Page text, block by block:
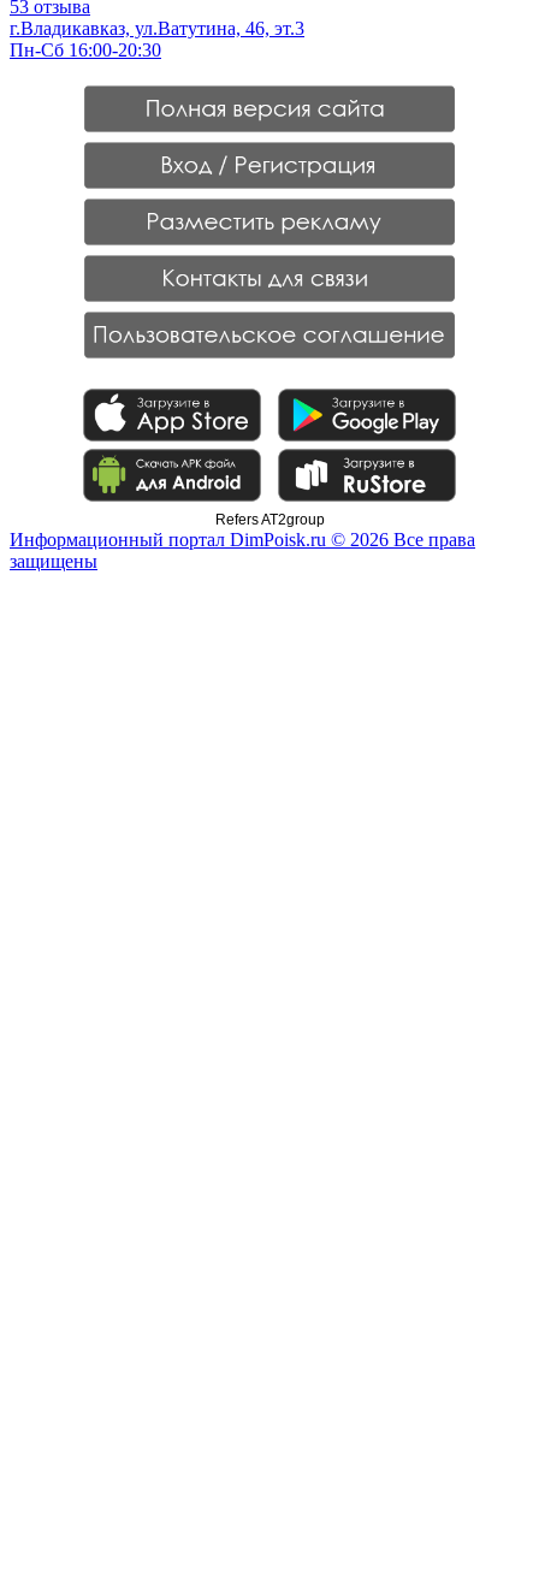
53 отзыва
г.Владикавказ, ул.Ватутина, 46, эт.3
Пн-Сб 16:00-20:30
Refers AT2group
Информационный портал DimPoisk.ru © 2026 Все права
защищены